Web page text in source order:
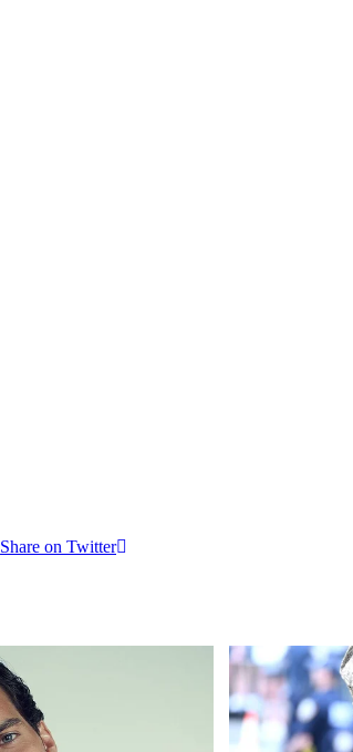
Share on Twitter